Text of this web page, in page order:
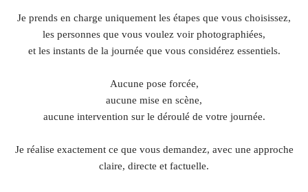
Je prends en charge uniquement les étapes que vous choisissez,
les personnes que vous voulez voir photographiées,
et les instants de la journée que vous considérez essentiels.
Aucune pose forcée,
aucune mise en scène,
aucune intervention sur le déroulé de votre journée.
Je réalise exactement ce que vous demandez, avec une approche
claire, directe et factuelle.